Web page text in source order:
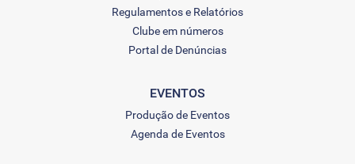
Regulamentos e Relatórios
Clube em números
Portal de Denúncias
EVENTOS
Produção de Eventos
Agenda de Eventos